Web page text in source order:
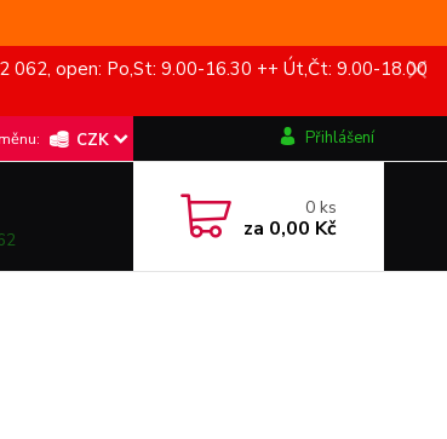
open: Po,St: 9.00-16.30 ++ Út,Čt: 9.00-18.00
CZK Přihlášení
0ks
za 0,00 Kč